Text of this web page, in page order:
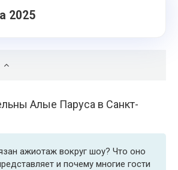
2025
Алые Паруса в Санкт-
ажиотаж вокруг шоу? Что оно
и почему многие гости